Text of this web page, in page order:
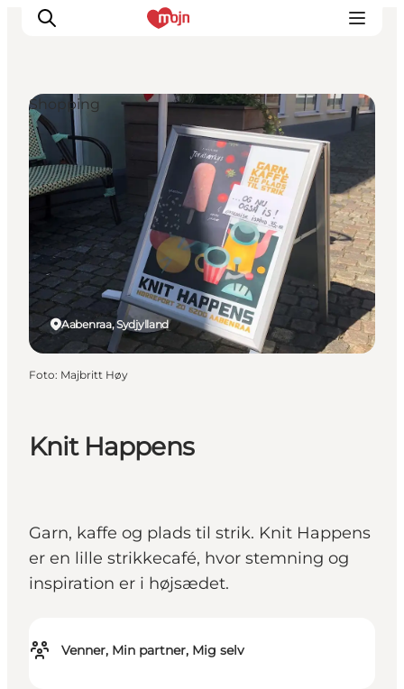
Oplevelser
Byer & Steder
Det sker
Overnatning
Planlæg din ferie
Booking
Knit Happens
Garn, kaffe og plads til strik. Knit Happens
er en lille strikkecafé, hvor stemning og
inspiration er i højsædet.
Venner, Min partner, Mig selv
Aabenraa, Sydjylland
Shopping
Foto: Majbritt Høy